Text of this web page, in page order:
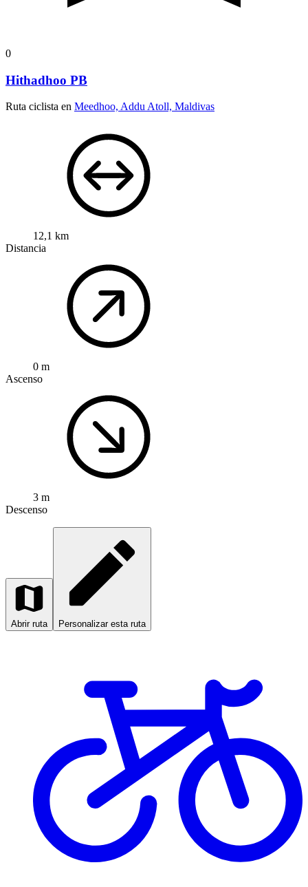
0
Hithadhoo PB
Ruta ciclista en Meedhoo, Addu Atoll, Maldivas
12,1 km
Distancia
0 m
Ascenso
3 m
Descenso
Abrir ruta Personalizar esta ruta